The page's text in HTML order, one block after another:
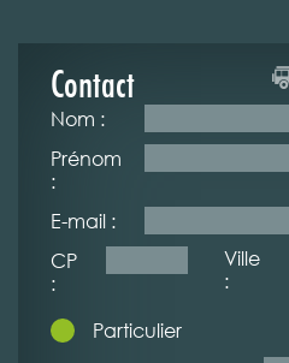
Contact
Nom :
Prénom
:
E-mail :
CP
:
Ville
:
Particulier